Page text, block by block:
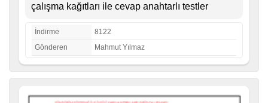
çalışma kağıtları ile cevap anahtarlı testler
İndirme
8122
Gönderen
Mahmut Yılmaz